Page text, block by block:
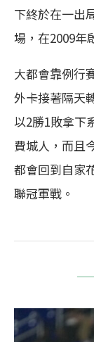
下終於在一出
場，在2009年
大都會靠例行
外卡接著隔天
以2勝1敗拿下
費城人，而且
都會回到自家
聯冠軍戰。